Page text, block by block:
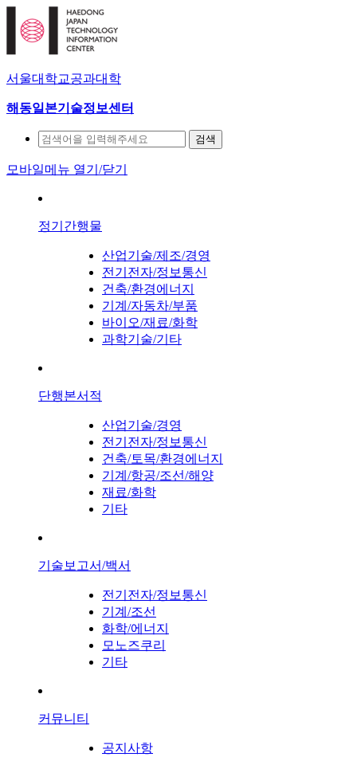
서울대학교공과대학
해동일본기술정보센터
검색
모바일메뉴 열기/닫기
정기간행물
산업기술/제조/경영
전기전자/정보통신
건축/환경에너지
기계/자동차/부품
바이오/재료/화학
과학기술/기타
단행본서적
산업기술/경영
전기전자/정보통신
건축/토목/환경에너지
기계/항공/조선/해양
재료/화학
기타
기술보고서/백서
전기전자/정보통신
기계/조선
화학/에너지
모노즈쿠리
기타
커뮤니티
공지사항